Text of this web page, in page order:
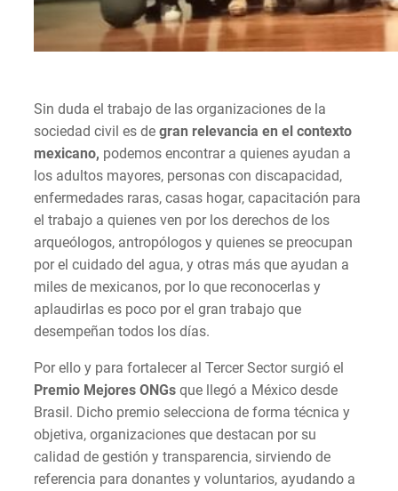
Sin duda el trabajo de las organizaciones de la
sociedad civil es de gran relevancia en el contexto
mexicano, podemos encontrar a quienes ayudan a
los adultos mayores, personas con discapacidad,
enfermedades raras, casas hogar, capacitación para
el trabajo a quienes ven por los derechos de los
arqueólogos, antropólogos y quienes se preocupan
por el cuidado del agua, y otras más que ayudan a
miles de mexicanos, por lo que reconocerlas y
aplaudirlas es poco por el gran trabajo que
desempeñan todos los días.
Por ello y para fortalecer al Tercer Sector surgió el
Premio Mejores ONGs que llegó a México desde
Brasil. Dicho premio selecciona de forma técnica y
objetiva, organizaciones que destacan por su
calidad de gestión y transparencia, sirviendo de
referencia para donantes y voluntarios, ayudando a